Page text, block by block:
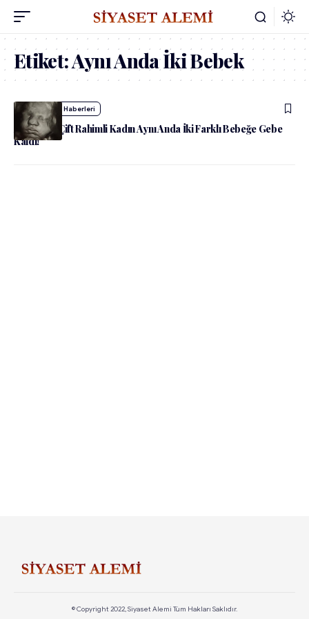
Etiket:Aynı Anda İki Bebek
admin Yaşam Haberleri
ABD’deki Çift Rahimli Kadın Aynı Anda İki Farklı Bebeğe Gebe
Kaldı!
© Copyright 2022, Siyaset Alemi Tüm Hakları Saklıdır.